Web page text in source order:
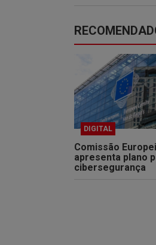
DIGITAL
Comissão
apresenta plano
cibersegurança